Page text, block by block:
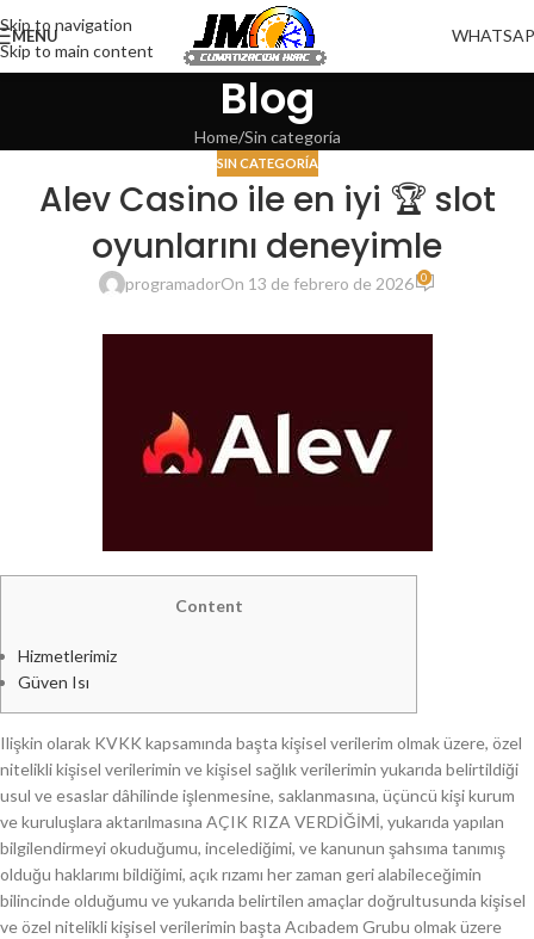
Skip to navigation
Skip to main content
MENU
Blog
Home Sin categoría
SIN CATEGORÍA
Alev Casino ile en iyi 🏆 slot
oyunlarını deneyimle
programadorOn 13 de febrero de 2026 0
Content
Hizmetlerimiz
Güven Isı
Ilişkin olarak KVKK kapsamında başta kişisel verilerim olmak üzere, özel
nitelikli kişisel verilerimin ve kişisel sağlık verilerimin yukarıda belirtildiği
usul ve esaslar dâhilinde işlenmesine, saklanmasına, üçüncü kişi kurum
ve kuruluşlara aktarılmasına AÇIK RIZA VERDİĞİMİ, yukarıda yapılan
bilgilendirmeyi okuduğumu, incelediğimi, ve kanunun şahsıma tanımış
olduğu haklarımı bildiğimi, açık rızamı her zaman geri alabileceğimin
bilincinde olduğumu ve yukarıda belirtilen amaçlar doğrultusunda kişisel
ve özel nitelikli kişisel verilerimin başta Acıbadem Grubu olmak üzere